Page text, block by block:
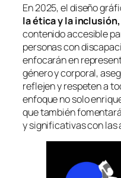
En 2025, el diseño
la ética y la inclusión,
contenido accesible
personas con
enfocarán en
género y corporal,
reflejen y respeten a
enfoque no solo
que también
y significativas con las